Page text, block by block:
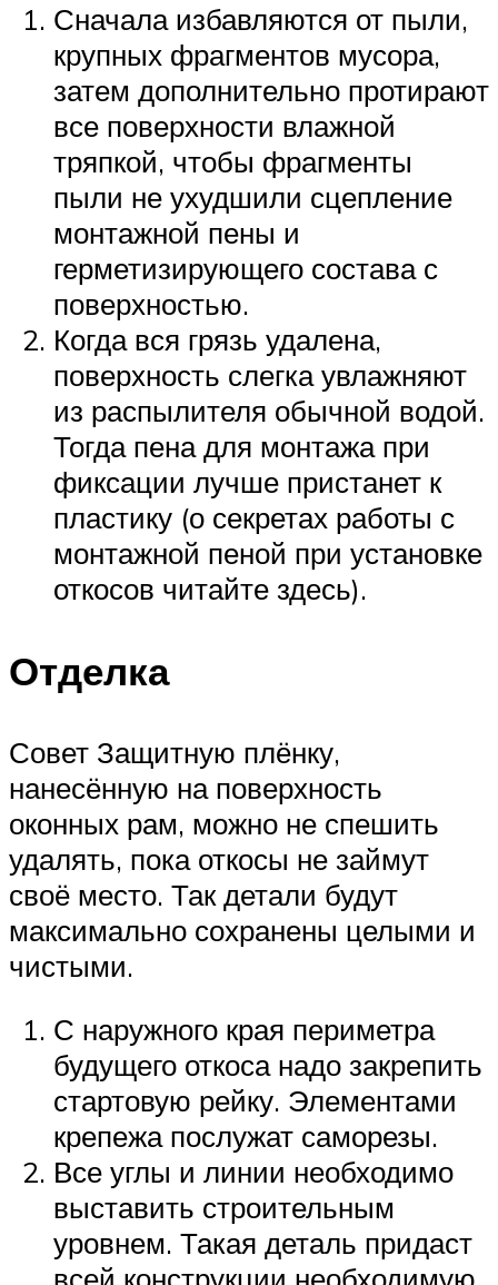
Сначала избавляются от пыли,
крупных фрагментов мусора,
затем дополнительно протирают
все поверхности влажной
тряпкой, чтобы фрагменты
пыли не ухудшили сцепление
монтажной пены и
герметизирующего состава с
поверхностью.
Когда вся грязь удалена,
поверхность слегка увлажняют
из распылителя обычной водой.
Тогда пена для монтажа при
фиксации лучше пристанет к
пластику (о секретах работы с
монтажной пеной при установке
откосов читайте здесь).
Отделка
Совет Защитную плёнку,
нанесённую на поверхность
оконных рам, можно не спешить
удалять, пока откосы не займут
своё место. Так детали будут
максимально сохранены целыми и
чистыми.
С наружного края периметра
будущего откоса надо закрепить
стартовую рейку. Элементами
крепежа послужат саморезы.
Все углы и линии необходимо
выставить строительным
уровнем. Такая деталь придаст